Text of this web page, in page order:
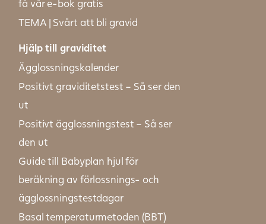
få vår e-bok gratis
TEMA | Svårt att bli gravid
Hjälp till graviditet
Ägglossningskalender
Positivt graviditetstest – Så ser den
ut
Positivt ägglossningstest – Så ser
den ut
Guide till Babyplan hjul för
beräkning av förlossnings- och
ägglossningstestdagar
Basal temperaturmetoden (BBT)